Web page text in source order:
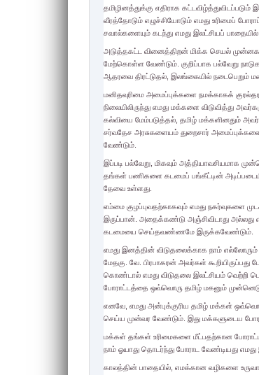
தமிழினத்துக்கு எதிராக
வீரத்தோடும் எழுச்சியோடும் எமது உரிமைப்
சவால்களையும் கடந்து எமது இலட்சியப்
அடுத்தகட்ட வினைத்திறன் மிக்க செயல்
மேற்கொள்ள வேண்டும். குறிப்பாக பல்வேறு
ஆதரவை திரட்டுதல், இலங்கையில் நடைபெறும்
மனிதவுரிமை அமைப்புக்களை நமக்காகக்
நிலையிலிருந்து எமது மக்களை விடுவித்து
கல்வியை மேம்படுத்தல், தமிழ் மக்களினதும்
சர்வதேச அரசுகளையம் துறைசார்
வேண்டும்.
இப்படி பல்வேறு, மிகவும் அத்தியாவசியமாக
தங்கள் பணிகளை கடமைப் பங்கீட்டின்
தேவை உள்ளது.
எம்மை குழப்புவதற்காகவும் எமது
இருப்பான். அதைக்கண்டு அஞ்சிவிடாது அல்லது
கடமையை செய்தவண்ணமே இருக்கவேண்டும்.
எமது இனத்தின் விடுதலைக்காக நாம் எல்லோரும்
மேதகு. வே. பிரபாகரன் அவர்கள்
கொண்டால் எமது விடுதலை இலட்சியம் வெற்றி
போராட்டத்தை ஒவ்வொரு தமிழ் மகனும்
எனவே, எமது அன்புக்குரிய தமிழ் மக்கள்
செய்ய முன்வர வேண்டும். இது மக்களுடைய
மக்கள் தங்கள் உரிமைகளை மீட்பதற்கான
நாம் ஓயாது தொடர்ந்து போராட வேண்டியது
காலத்தின் பாதையில், எமக்கான வழிகளை